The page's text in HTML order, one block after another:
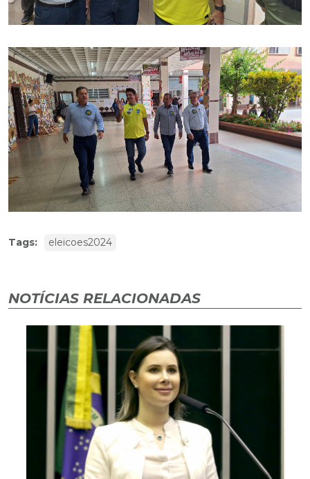
Tags: eleicoes2024
NOTÍCIAS RELACIONADAS